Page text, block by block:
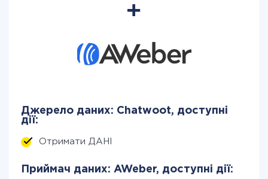
Джерело даних: Chatwoot, доступні
дії:
Отримати ДАНІ
Приймач даних: AWeber, доступні дії: